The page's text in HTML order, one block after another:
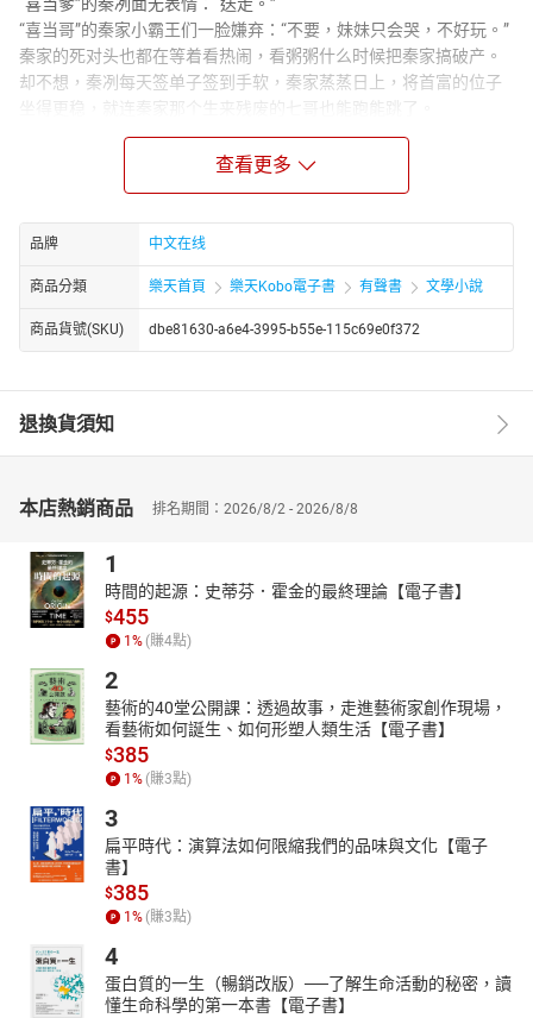
“喜当哥”的秦家小霸王们一脸嫌弃：“不要，妹妹只会哭，不好玩。”
秦家的死对头也都在等着看热闹，看粥粥什么时候把秦家搞破产。
却不想，秦冽每天签单子签到手软，秦家蒸蒸日上，将首富的位子
坐得更稳，就连秦家那个生来残废的七哥也能跑能跳了。
宴会上，秦家小霸王把粥粥围成一团，一脸讨好。
“妹妹，今天想听什么故事？哥哥给你讲！”
布所有权：“我女儿！”
查看更多
品牌 中文在线
商品分類 樂天首頁 樂天Kobo電子書 有聲書 文學小說
商品貨號(SKU) dbe81630-a6e4-3995-b55e-115c69e0f372
退換貨須知
本店熱銷商品 排名期間：2026/8/2 - 2026/8/8
1
時間的起源：史蒂芬．霍金的最終理論【電子書】
$455
1 % (賺4點)
2
藝術的40堂公開課：透過故事，走進藝術家創作現場，
看藝術如何誕生、如何形塑人類生活【電子書】
$385
1 % (賺3點)
3
扁平時代：演算法如何限縮我們的品味與文化【電子
書】
$385
1 % (賺3點)
4
蛋白質的一生（暢銷改版）──了解生命活動的秘密，讀
懂生命科學的第一本書【電子書】